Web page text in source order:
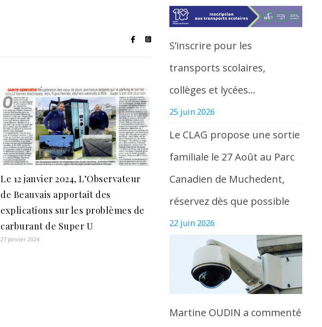
Le 12 janvier 2024, L’Observateur
de Beauvais apportait des
explications sur les problèmes de
carburant de Super U
27 janvier 2024
S’inscrire pour les
transports scolaires,
collèges et lycées…
25 juin 2026
Le CLAG propose une sortie
familiale le 27 Août au Parc
Canadien de Muchedent,
réservez dès que possible
22 juin 2026
Martine OUDIN a commenté